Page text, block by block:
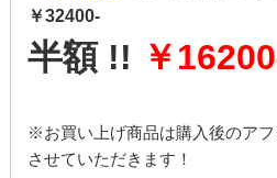
￥32400-
半額 !! ￥
※お買い上げ商品は購入後のア
させていただきます！